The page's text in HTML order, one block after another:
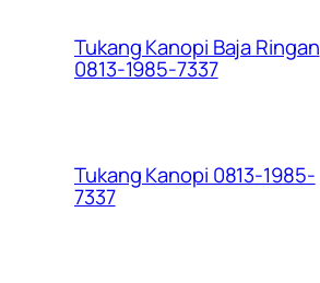
Tukang Kanopi Baja Ringan
0813-1985-7337
Tukang Kanopi 0813-1985-
7337